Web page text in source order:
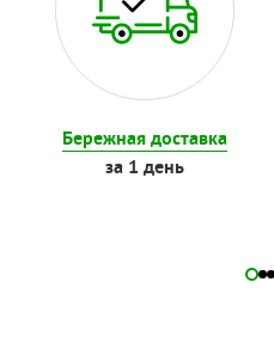
Бережная доставка
за 1 день